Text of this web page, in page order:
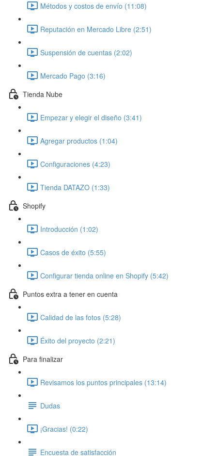
Métodos y costos de envío (11:08)
Reputación en Mercado Libre (2:51)
Suspensión de cuentas (2:02)
Mercado Pago (3:16)
Tienda Nube
Empezar y elegir el diseño (3:41)
Agregar productos (1:04)
Configuraciones (4:23)
Tienda DATAZO (1:33)
Shopify
Introducción (1:02)
Casos de éxito (5:55)
Configurar tienda online en Shopify (5:42)
Puntos extra a tener en cuenta
Calidad de las fotos (5:28)
Éxito del proyecto (2:21)
Para finalizar
Revisamos los puntos principales (13:14)
Dudas
¡Gracias! (0:22)
Encuesta de satisfacción